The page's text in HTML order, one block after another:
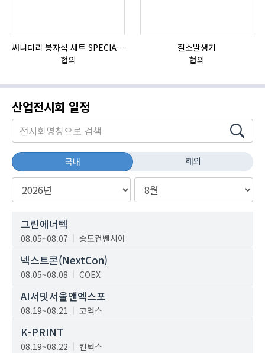
써니터리 봉자석 세트 SPECIAL , 봉자석 , 자석봉 , 호퍼용자석 , 전자석
협의
질소발생기
협의
산업전시회 일정
국내 해외
그린에너텍
08.05~08.07 송도컨벤시아
넥스트콘(NextCon)
08.05~08.08 COEX
AI서밋서울앤엑스포
08.19~08.21 코엑스
K-PRINT
08.19~08.22 킨텍스